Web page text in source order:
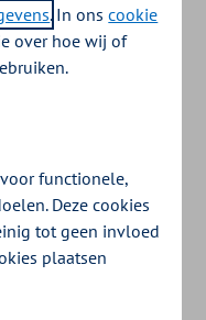
screening,
dat na een
een patiënt
zelf op bezoek.
betekent voor
. In onscookie
over hoe wij of
functionele,
Deze cookies
tot geen invloed
plaatsen